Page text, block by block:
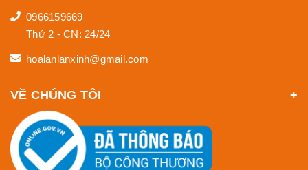
0966159669
Thứ 2 - CN: 24/24
hoalanlanxinh@gmail.com
VỀ CHÚNG TÔI